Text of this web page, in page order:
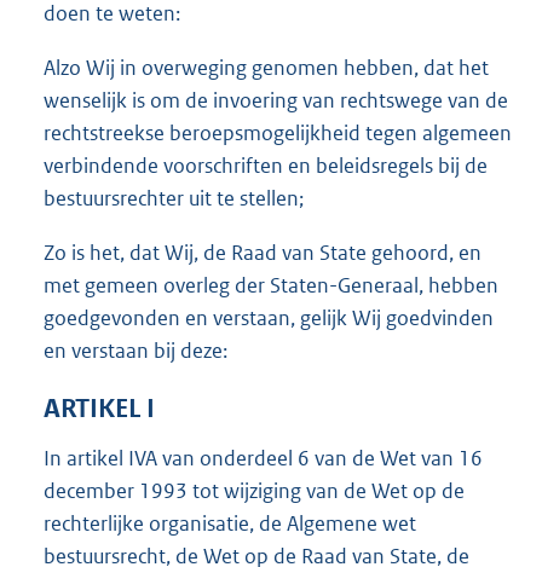
doen te weten:
Alzo Wij in overweging genomen hebben, dat het
wenselijk is om de invoering van rechtswege van de
rechtstreekse beroepsmogelijkheid tegen algemeen
verbindende voorschriften en beleidsregels bij de
bestuursrechter uit te stellen;
Zo is het, dat Wij, de Raad van State gehoord, en
met gemeen overleg der Staten-Generaal, hebben
goedgevonden en verstaan, gelijk Wij goedvinden
en verstaan bij deze:
ARTIKEL I
In artikel IVA van onderdeel 6 van de Wet van 16
december 1993 tot wijziging van de Wet op de
rechterlijke organisatie, de Algemene wet
bestuursrecht, de Wet op de Raad van State, de